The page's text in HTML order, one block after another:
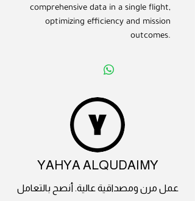
comprehensive data in a single flight,
optimizing efficiency and mission
outcomes.
YAHYA ALQUDAIMY
عمل مرن ومصداقية عالية. أنصح بالتعامل